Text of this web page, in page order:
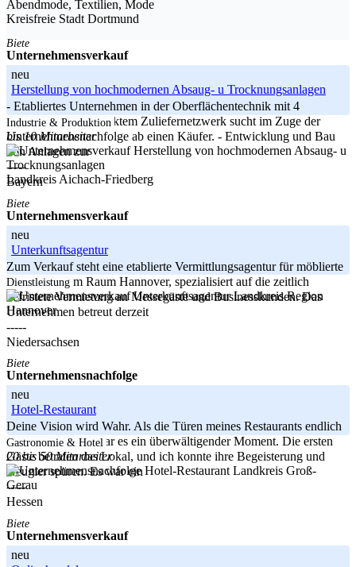
Nordrhein-Westfalen
Kreisfreie Stadt Dortmund
Biete
Unternehmensverkauf
neu
Herstellung von hochmodernen Absaug- u Trocknungsanlagen
- Etabliertes Unternehmen in der Oberflächentechnik mit 4
Angestellten und intaktem Zuliefernetzwerk sucht im Zuge der
Unternehmensnachfolge ab einen Käufer. - Entwicklung und Bau
von Anlagen zur
-----
Bayern
Industrie & Produktion
bis 10 Mitarbeiter
Landkreis Aichach-Friedberg
Biete
Unternehmensverkauf
neu
Unterkunftsagentur
Zum Verkauf steht eine etablierte Vermittlungsagentur für möblierte
Unterkünfte im Raum Hannover, spezialisiert auf die zeitlich
befristete Vermietung an Messegäste und Businesskunden. Das
Unternehmen betreut derzeit
-----
Niedersachsen
Dienstleistung
Landkreis Region
Hannover
Biete
Unternehmensnachfolge
neu
Hotel-Restaurant
Deine Vision wird Wahr. Als die Türen meines Restaurants endlich
geöffnet wurden, war es ein überwältigender Moment. Die ersten
Gäste betraten das Lokal, und ich konnte ihre Begeisterung und
Neugier spüren. Es war ein
-----
Hessen
Gastronomie & Hotel
20 bis 50 Mitarbeiter
Landkreis Groß-
Gerau
Biete
Unternehmensverkauf
neu